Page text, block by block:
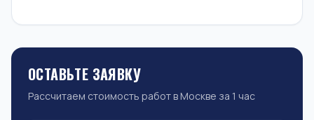
ОСТАВЬТЕ ЗАЯВКУ
Рассчитаем стоимость работ в Москве за 1 час